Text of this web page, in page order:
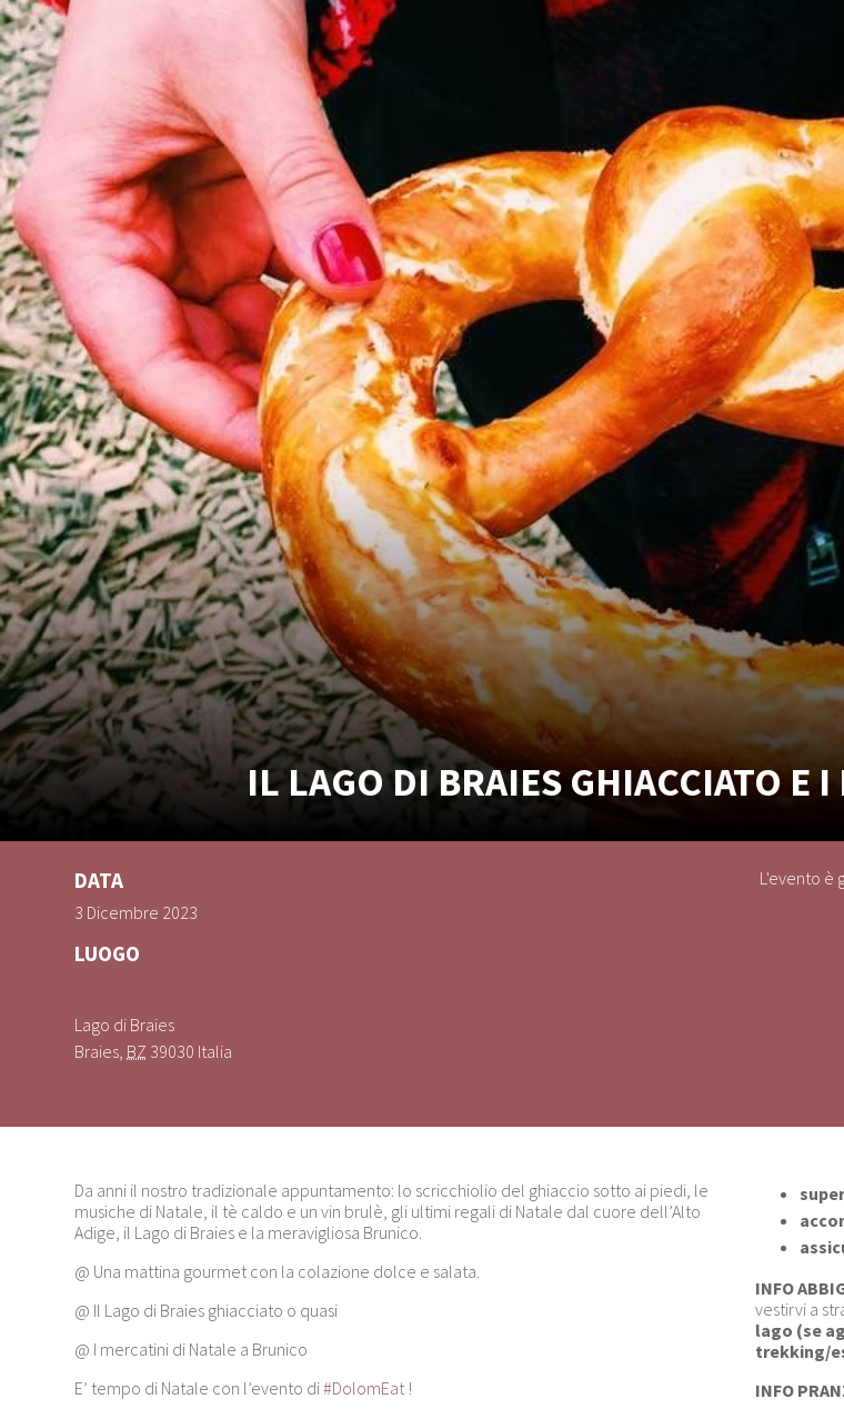
IL LAGO DI BRAIES GHIACCIATO E
DATA
3 Dicembre 2023
LUOGO
Lago di Braies
Braies BZ 39030 Italia
L'evento è
Da anni il nostro tradizionale appuntamento: lo scricchiolio del ghiaccio sotto ai piedi, le
musiche di Natale, il tè caldo e un vin brulè, gli ultimi regali di Natale dal cuore dell’Alto
Adige, il Lago di Braies e la meravigliosa Brunico.
@ Una mattina gourmet con la colazione dolce e salata.
@ Il Lago di Braies ghiacciato o quasi
@ I mercatini di Natale a Brunico
E’ tempo di Natale con l’evento di#DolomEat !
INFO
vestirvi a
lago (se
trekking/
INFO